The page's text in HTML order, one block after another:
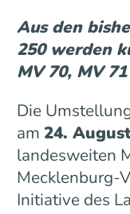
Aus den
250 werden
MV 70, MV
Die
am 24.
landesweiten
Mecklenburg-
Initiative des